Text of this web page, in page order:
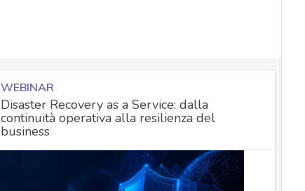
WEBINAR
Disaster Recovery as a Service: dalla
continuità operativa alla resilienza del
business